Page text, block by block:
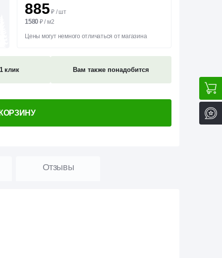
885 ₽ / шт
1580 ₽/ м2
Цены могут немного отличаться от магазина
клик Вам также понадобится
Отзывы